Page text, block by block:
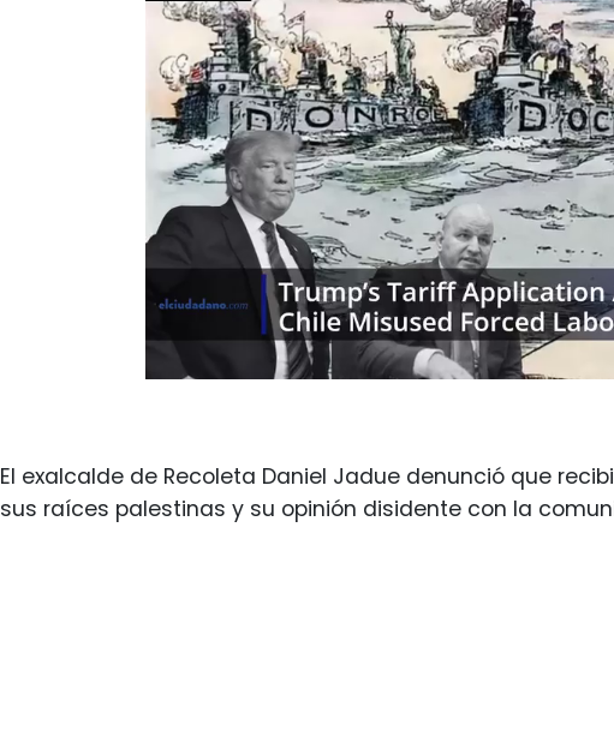
El exalcalde de Recoleta Daniel Jadue denunció que
sus raíces palestinas y su opinión disidente con la